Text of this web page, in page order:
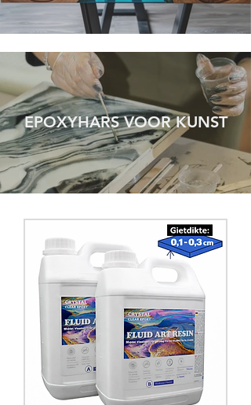
EPOXYHARS VOOR KUNST